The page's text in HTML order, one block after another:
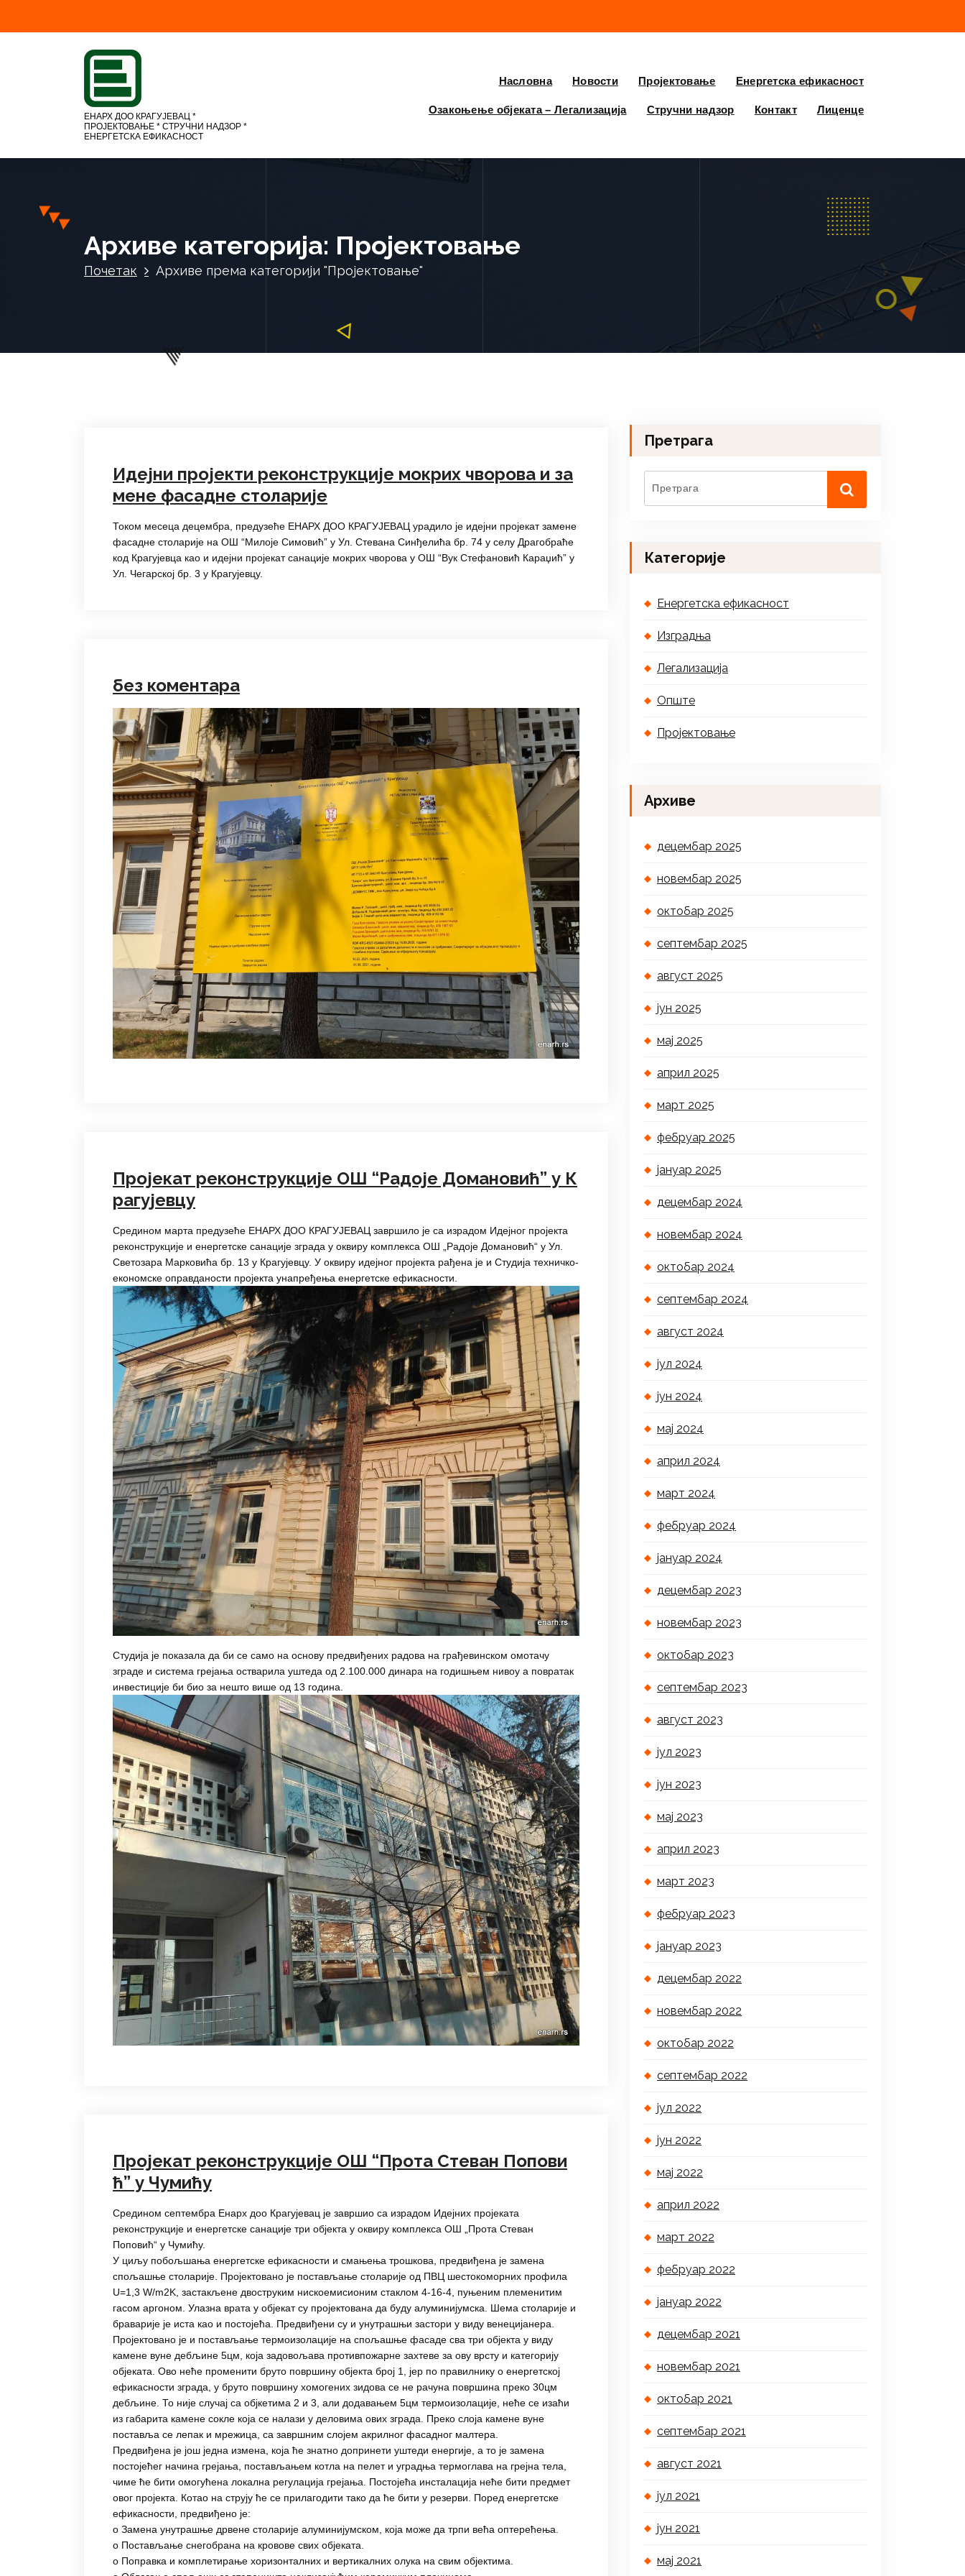
ЕНАРХ ДОО КРАГУЈЕВАЦ *
ПРОЈЕКТОВАЊЕ * СТРУЧНИ НАДЗОР *
ЕНЕРГЕТСКА ЕФИКАСНОСТ
Насловна Новости Пројектовање Енергетска ефикасност
Озакоњење објеката – Легализација Стручни надзор Контакт Лиценце
Архиве категорија: Пројектовање
Почетак Архиве према категорији "Пројектовање"
Идејни пројекти реконструкције мокрих чворова и за
мене фасадне столарије
Током месеца децембра, предузеће ЕНАРХ ДОО КРАГУЈЕВАЦ урадило је идејни пројекат замене
фасадне столарије на ОШ “Милоје Симовић” у Ул. Стевана Синђелића бр. 74 у селу Драгобраће
код Крагујевца као и идејни пројекат санације мокрих чворова у ОШ “Вук Стефановић Караџић” у
Ул. Чегарској бр. 3 у Крагујевцу.
без коментара
Пројекат реконструкције ОШ “Радоје Домановић” у К
рагујевцу
Средином марта предузеће ЕНАРХ ДОО КРАГУЈЕВАЦ завршило је са израдом Идејног пројекта
реконструкције и енергетске санације зграда у оквиру комплекса ОШ „Радоје Домановић“ у Ул.
Светозара Марковића бр. 13 у Крагујевцу. У оквиру идејног пројекта рађена је и Студија техничко-
економске оправданости пројекта унапређења енергетске ефикасности.
Студија је показала да би се само на основу предвиђених радова на грађевинском омотачу
зграде и система грејања остварила уштеда од 2.100.000 динара на годишњем нивоу а повратак
инвестиције би био за нешто више од 13 година.
Пројекат реконструкције ОШ “Прота Стеван Попови
ћ” у Чумићу
Средином септембра Енарх доо Крагујевац је завршио са израдом Идејних пројеката
реконструкције и енергетске санације три објекта у оквиру комплекса ОШ „Прота Стеван
Поповић“ у Чумићу.
У циљу побољшања енергетске ефикасности и смањења трошкова, предвиђена је замена
спољашње столарије. Пројектовано је постављање столарије од ПВЦ шестокоморних профила
U=1,3 W/m2K, застакљене двоструким нискоемисионим стаклом 4-16-4, пуњеним племенитим
гасом аргоном. Улазна врата у објекат су пројектована да буду алуминијумска. Шема столарије и
браварије је иста као и постојећа. Предвиђени су и унутрашњи застори у виду венецијанера.
Пројектовано је и постављање термоизолације на спољашње фасаде сва три објекта у виду
камене вуне дебљине 5цм, која задовољава противпожарне захтеве за ову врсту и категорију
објеката. Ово неће променити бруто површину објекта број 1, јер по правилнику о енергетској
ефикасности зграда, у бруто површину хомогених зидова се не рачуна површина преко 30цм
дебљине. То није случај са објкетима 2 и 3, али додавањем 5цм термоизолације, неће се изаћи
из габарита камене сокле која се налази у деловима ових зграда. Преко слоја камене вуне
поставља се лепак и мрежица, са завршним слојем акрилног фасадног малтера.
Предвиђена је још једна измена, која ће знатно допринети уштеди енергије, а то је замена
постојећег начина грејања, постављањем котла на пелет и уградња термоглава на грејна тела,
чиме ће бити омогућена локална регулација грејања. Постојећа инсталација неће бити предмет
овог пројекта. Котао на струју ће се прилагодити тако да ће бити у резерви. Поред енергетске
ефикасности, предвиђено је:
o Замена унутрашње дрвене столарије алуминијумском, која може да трпи већа оптерећења.
o Постављање снегобрана на кровове свих објеката.
o Поправка и комплетирање хоризонталних и вертикалних олука на свим објектима.
Претрага
Категорије
Енергетска ефикасност
Изградња
Легализација
Опште
Пројектовање
Архиве
децембар 2025
новембар 2025
октобар 2025
септембар 2025
август 2025
јун 2025
мај 2025
април 2025
март 2025
фебруар 2025
јануар 2025
децембар 2024
новембар 2024
октобар 2024
септембар 2024
август 2024
јул 2024
јун 2024
мај 2024
април 2024
март 2024
фебруар 2024
јануар 2024
децембар 2023
новембар 2023
октобар 2023
септембар 2023
август 2023
јул 2023
јун 2023
мај 2023
април 2023
март 2023
фебруар 2023
јануар 2023
децембар 2022
новембар 2022
октобар 2022
септембар 2022
јул 2022
јун 2022
мај 2022
април 2022
март 2022
фебруар 2022
јануар 2022
децембар 2021
новембар 2021
октобар 2021
септембар 2021
август 2021
јул 2021
јун 2021
мај 2021